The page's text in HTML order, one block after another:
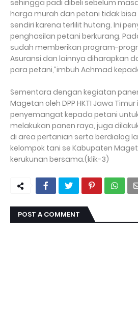
sehingga padi dibeli sebelum
harga murah dan petani tidak
sendiri karena terlilit hutang. Ini
penghasilan petani berkurang.
sudah memberikan program-
Asuransi dan lainnya diharapkan
para petani,”imbuh Achmad
Sementara dengan kegiatan
Magetan oleh DPP HKTI Jawa
penyemangat kepada petani
melakukan panen raya, juga
di area pertanian serta berdialog
kelompok tani se Kabupaten
kerukunan bersama.(klik-3)
POST A COMMENT